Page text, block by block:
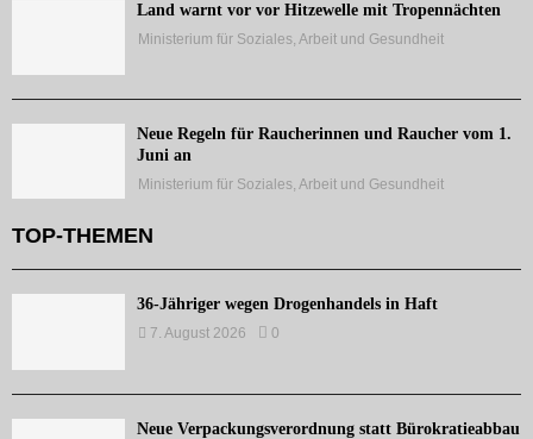
Land warnt vor vor Hitzewelle mit Tropennächten
Ministerium für Soziales, Arbeit und Gesundheit
Neue Regeln für Raucherinnen und Raucher vom 1.
Juni an
Ministerium für Soziales, Arbeit und Gesundheit
TOP-THEMEN
36-Jähriger wegen Drogenhandels in Haft
7. August 2026 0
Neue Verpackungsverordnung statt Bürokratieabbau